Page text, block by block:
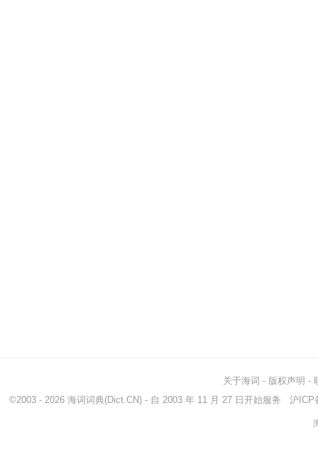
关于海词 - 版权声明 -
©2003 - 2026 海词词典(Dict.CN) - 自 2003 年 11 月 27 日开始服务 沪ICP